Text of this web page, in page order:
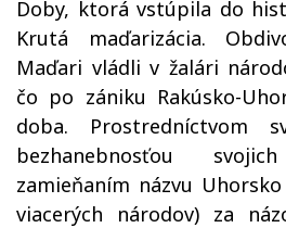
Doby, ktorá vstúpila do
Krutá maďarizácia.
Maďari vládli v žalári
čo po zániku Rakúsko-
doba. Prostredníctvom
bezhanebnosťou
zamieňaním názvu
viacerých národov) za